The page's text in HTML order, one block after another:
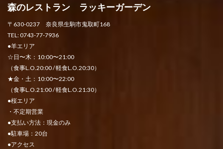
森のレストラン ラッキーガーデン
〒630-0237 奈良県生駒市鬼取町168
TEL: 0743-77-7936
●羊エリア
☆日〜木：10:00〜21:00
（食事L.O.20:00 / 軽食L.O.20:30）
★金・土：10:00〜22:00
（食事L.O.21:00 / 軽食L.O.21:30）
●桜エリア
・不定期営業
●支払い方法：現金のみ
●駐車場：20台
●アクセス